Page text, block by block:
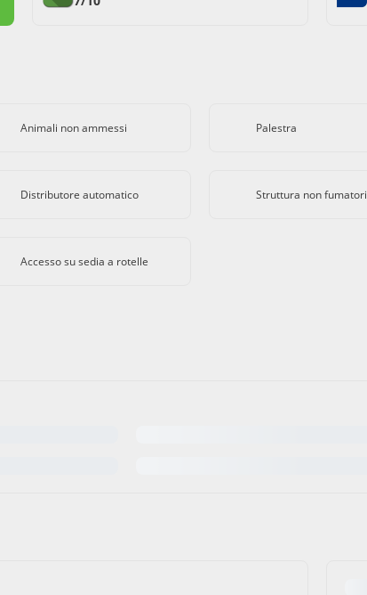
Animali non ammessi Palestra
Distributore automatico Struttura non fumatori
Accesso su sedia a rotelle